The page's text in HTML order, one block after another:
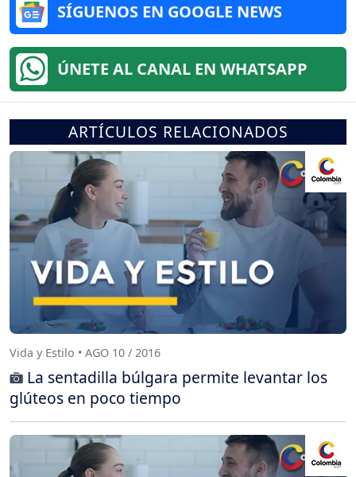
SÍGUENOS EN GOOGLE NEWS
ÚNETE AL CANAL EN WHATSAPP
ARTÍCULOS RELACIONADOS
Vida y Estilo • AGO 10 / 2016
La sentadilla búlgara permite levantar los
glúteos en poco tiempo